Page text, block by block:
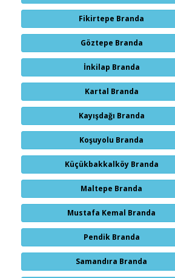
Fikirtepe Branda
Göztepe Branda
İnkilap Branda
Kartal Branda
Kayışdağı Branda
Koşuyolu Branda
Küçükbakkalköy Branda
Maltepe Branda
Mustafa Kemal Branda
Pendik Branda
Samandıra Branda